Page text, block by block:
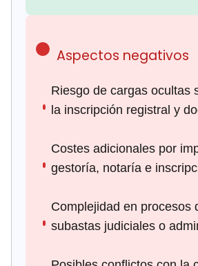
Aspectos negativos
Riesgo de cargas ocultas
la inscripción registral y
Costes adicionales por
gestoría, notaría e
Complejidad en procesos
subastas judiciales o